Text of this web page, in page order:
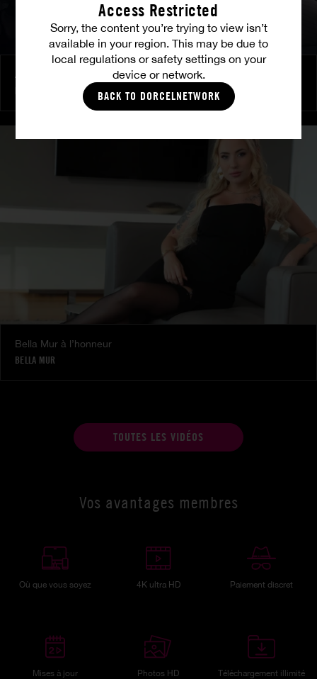
Access Restricted
Sorry, the content you’re trying to view isn’t
available in your region. This may be due to
local regulations or safety settings on your
device or network.
BACK TO DORCELNETWORK
Amitié brûlante
MATTY MILA PEREZ
Bella Mur à l’honneur
BELLA MUR
TOUTES LES VIDÉOS
Vos avantages membres
Où que vous soyez 4K ultra HD Paiement discret
Mises à jour
Photos HD Téléchargement illimité